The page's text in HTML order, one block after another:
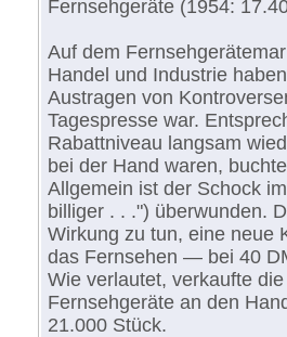
Fernsehgeräte (1954:
Auf dem
Handel und Industrie
Austragen von
Tagespresse war.
Rabattniveau langsam
bei der Hand waren,
Allgemein ist der Schock
billiger . . .") überwunden.
Wirkung zu tun, eine neue
das Fernsehen — bei 40
Wie verlautet, verkaufte
Fernsehgeräte an den
21.000 Stück.